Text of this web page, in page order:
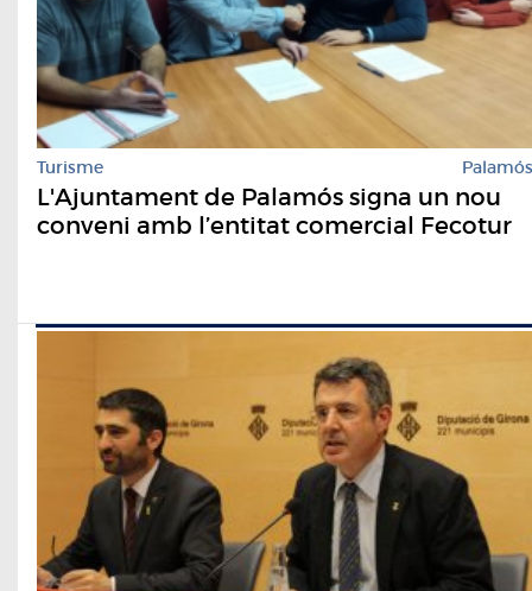
Turisme Palamós
L'Ajuntament de Palamós signa un nou
conveni amb l’entitat comercial Fecotur